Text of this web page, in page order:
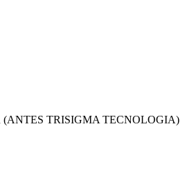
(ANTES TRISIGMA TECNOLOGIA)